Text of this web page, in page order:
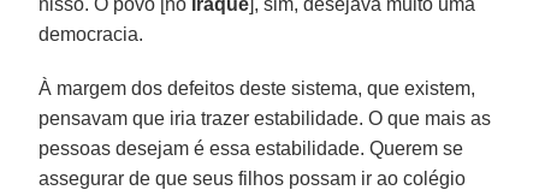
democracia.
À margem dos defeitos deste sistema, que existem,
pensavam que iria trazer estabilidade. O que mais as
pessoas desejam é essa estabilidade. Querem se
assegurar de que seus filhos possam ir ao colégio